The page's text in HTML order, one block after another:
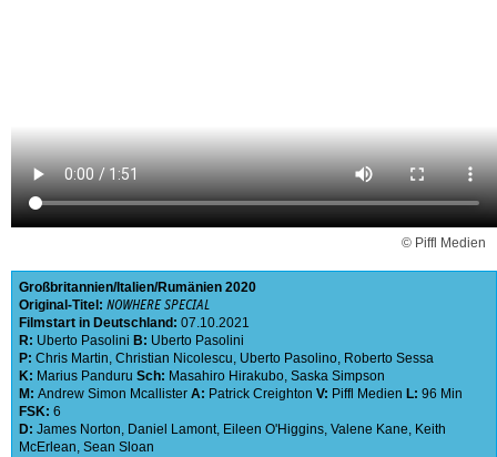
© Piffl Medien
Großbritannien Italien Rumänien 2020
Original-Titel: NOWHERE SPECIAL
Filmstart in Deutschland: 07.10.2021
R: Uberto Pasolini B: Uberto Pasolini
P: Chris Martin, Christian Nicolescu, Uberto Pasolino, Roberto Sessa
K: Marius Panduru Sch: Masahiro Hirakubo, Saska Simpson
M: Andrew Simon Mcallister A: Patrick Creighton V: Piffl Medien L: 96 Min
FSK: 6
D: James Norton, Daniel Lamont, Eileen O'Higgins, Valene Kane, Keith
McErlean, Sean Sloan